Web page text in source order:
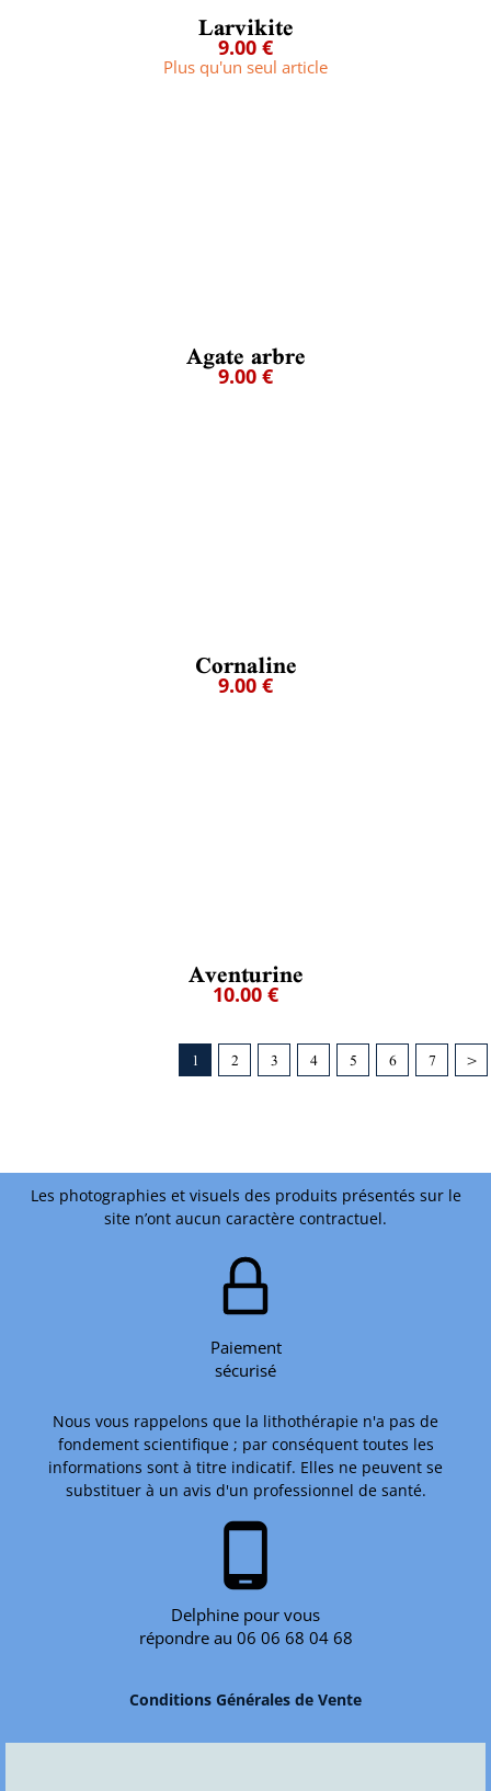
Larvikite
9.00 €
Plus qu'un seul article
Agate arbre
9.00 €
Cornaline
9.00 €
Aventurine
10.00 €
1 2 3 4 5 6 7 >
Les photographies et visuels des produits présentés sur le
site n’ont aucun caractère contractuel.
Paiement
sécurisé
Nous vous rappelons que la lithothérapie n'a pas de
fondement scientifique ; par conséquent toutes les
informations sont à titre indicatif. Elles ne peuvent se
substituer à un avis d'un professionnel de santé.
phone_android
Delphine pour vous
répondre au 06 06 68 04 68
Conditions Générales de Vente